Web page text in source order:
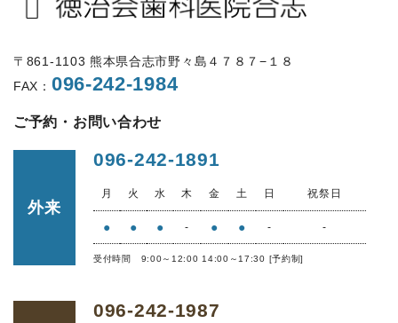
〒861-1103 熊本県合志市野々島４７８７−１８
FAX： 096-242-1984
ご予約・お問い合わせ
外来
096-242-1891
月 火 水 木 金 土 日 祝祭日
● ● ● - ● ● - -
受付時間 9:00～12:00 14:00～17:30 [予約制]
096-242-1987